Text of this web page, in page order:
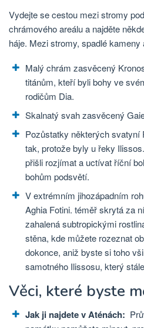
Vydejte se cestou mezi stromy
chrámového areálu a najděte
háje. Mezi stromy, spadlé
Malý chrám zasvěcený
titánům, kteří byli bohy ve
rodičům Dia.
Skalnatý svah zasvěcený
Pozůstatky některých svatyní
tak, protože byly u řeky
přišli rozjímat a uctívat říční
bohům podsvětí.
V extrémním jihozápadním
Aghia Fotini. téměř skrytá za
zahalená subtropickými
stěna, kde můžete rozeznat
dokonce, aniž byste si toho
samotného Ilissosu, který
Věci, které byste
Jak ji najdete v Aténách: